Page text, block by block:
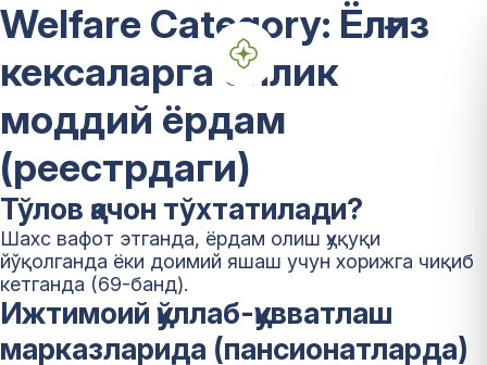
Welfare Category: Ёлғиз
кексаларга ойлик
моддий ёрдам
(реестрдаги)
Тўлов қачон тўхтатилади?
Шахс вафот этганда, ёрдам олиш ҳуқуқи
йўқолганда ёки доимий яшаш учун хорижга чиқиб
кетганда (69-банд).
Ижтимоий қўллаб-қувватлаш
марказларида (пансионатларда)